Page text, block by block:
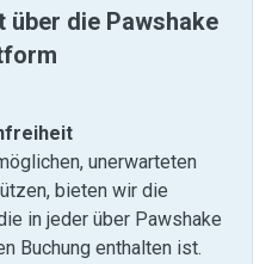
über die Pawshake
unerwarteten
bieten wir die
in jeder über Pawshake
Buchung enthalten ist.